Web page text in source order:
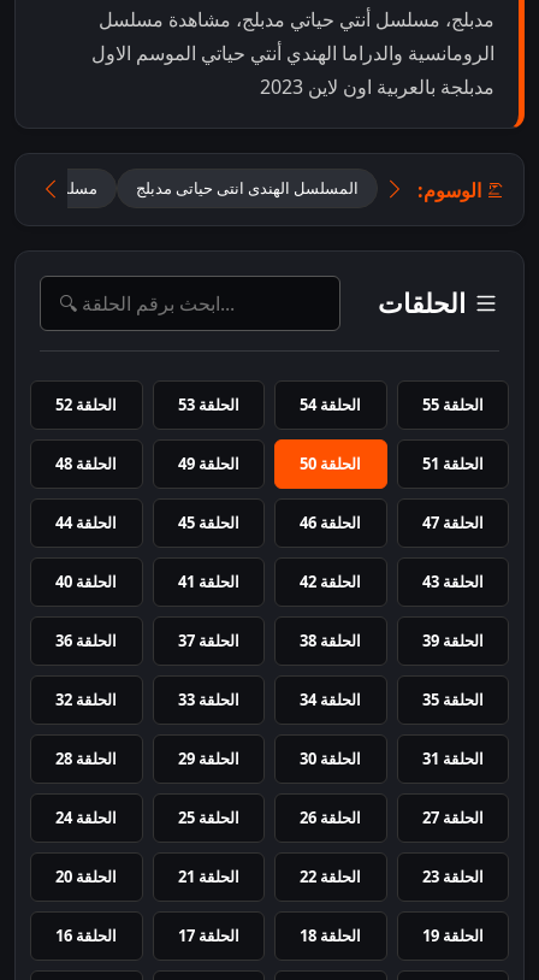
مدبلج، مسلسل أنتي حياتي مدبلج، مشاهدة مسلسل
الرومانسية والدراما الهندي أنتي حياتي الموسم الاول
مدبلجة بالعربية اون لاين 2023
الوسوم: المسلسل الهندى انتى حياتى مدبلج مسلسل أنتي
الحلقات
الحلقة 55 الحلقة 54 الحلقة 53 الحلقة 52
الحلقة 51 الحلقة 50 الحلقة 49 الحلقة 48
الحلقة 47 الحلقة 46 الحلقة 45 الحلقة 44
الحلقة 43 الحلقة 42 الحلقة 41 الحلقة 40
الحلقة 39 الحلقة 38 الحلقة 37 الحلقة 36
الحلقة 35 الحلقة 34 الحلقة 33 الحلقة 32
الحلقة 31 الحلقة 30 الحلقة 29 الحلقة 28
الحلقة 27 الحلقة 26 الحلقة 25 الحلقة 24
الحلقة 23 الحلقة 22 الحلقة 21 الحلقة 20
الحلقة 19 الحلقة 18 الحلقة 17 الحلقة 16